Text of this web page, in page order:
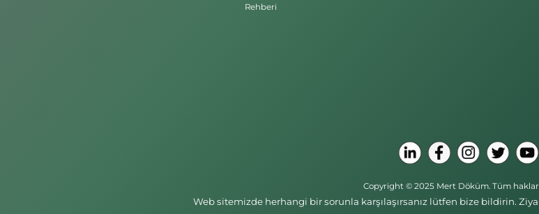
Rehberi
Copyright © 2025 Mert Döküm. Tüm hakları
Web sitemizde herhangi bir sorunla karşılaşırsanız lütfen bize bildirin.